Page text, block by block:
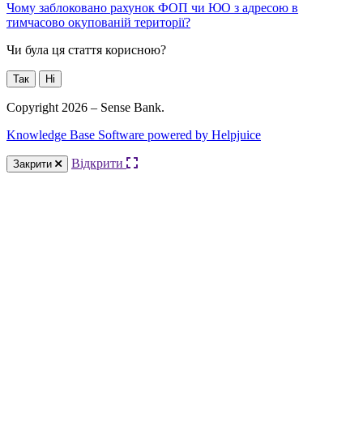
Чому заблоковано рахунок ФОП чи ЮО з адресою в
тимчасово окупованій території?
Чи була ця стаття корисною?
Так Ні
Copyright 2026 – Sense Bank.
Knowledge Base Software powered by Helpjuice
Закрити Відкрити